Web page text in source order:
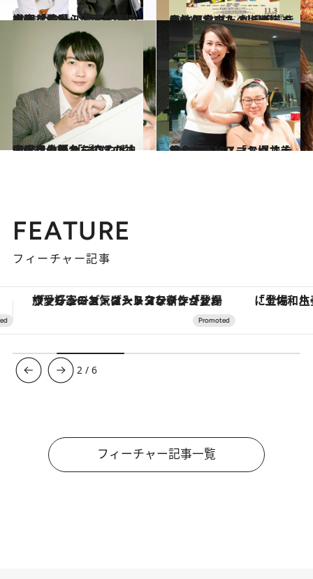
2021.11.18
繊細な演出、丁寧な伏線 考察しながら何度も楽しめる 今クール最高のドラマは「最愛」！
カルチャー 2021.11.17
大ヒット中！ 劇場版『きのう何食べた？』が描く 男性カップルのほほえましい日常
カルチャー
2021.11.2
二度目の舞台を控えた神木隆之介が 「マジやばい！」と語る 『コント』同世代俳優たちのすごさ
カルチャー 2021.10.22
ジェーン・スー＆堀井美香と100人の 「おばさん」フェイスマスクで大集合
カルチャー
FEATURE
フィーチャー記事
「土佐和ハーブかき氷」がOMO7高知に登場！生姜、山椒、大葉など目にも舌にも涼を呼ぶ郷土の味
3 /6
フィーチャー記事一覧